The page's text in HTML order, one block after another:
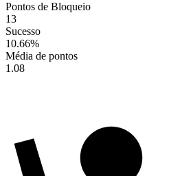
Pontos de Bloqueio
13
Sucesso
10.66%
Média de pontos
1.08